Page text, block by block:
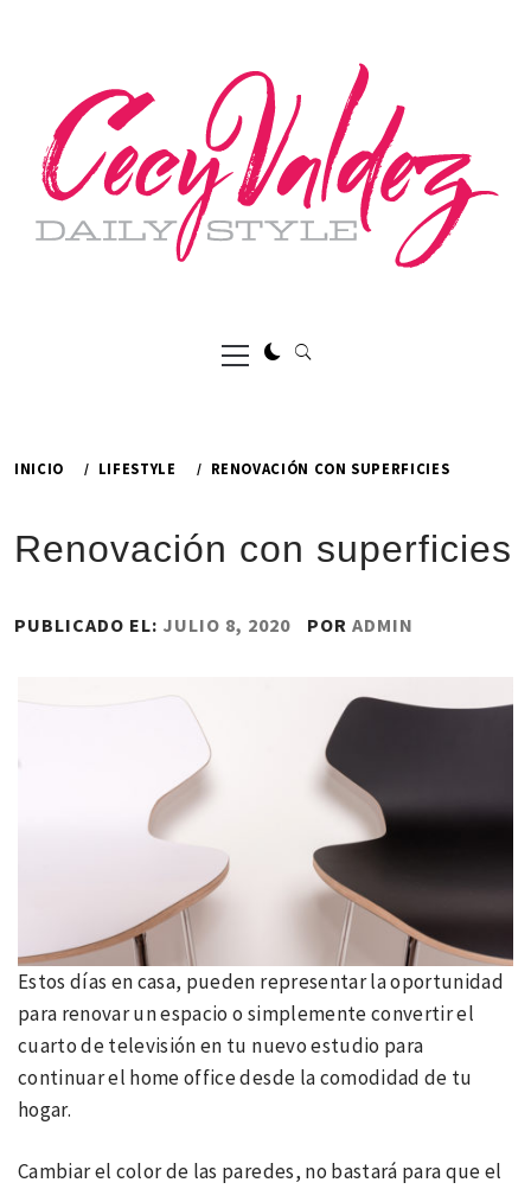
Menú
principal
INICIO LIFESTYLE RENOVACIÓN CON SUPERFICIES
Renovación con superficies
PUBLICADO EL: JULIO 8, 2020 POR ADMIN
Estos días en casa, pueden representar la oportunidad
para renovar un espacio o simplemente convertir el
cuarto de televisión en tu nuevo estudio para
continuar el home office desde la comodidad de tu
hogar.
Cambiar el color de las paredes, no bastará para que el